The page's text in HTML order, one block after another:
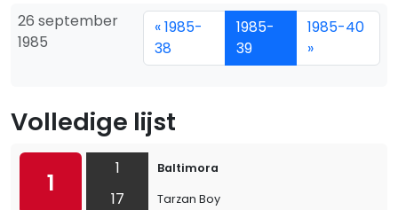
26 september
1985
« 1985-
38
1985-
39
1985-40
»
Volledige lijst
1
1
17
Baltimora
Tarzan Boy